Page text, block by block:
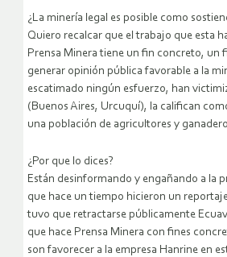
¿La minería legal es posible como
Quiero recalcar que el trabajo que esta
Prensa Minera tiene un fin concreto, un
generar opinión pública favorable a la
escatimado ningún esfuerzo, han
(Buenos Aires, Urcuquí), la califican
una población de agricultores y
¿Por que lo dices?
Están desinformando y engañando a la
que hace un tiempo hicieron un
tuvo que retractarse públicamente
que hace Prensa Minera con fines
son favorecer a la empresa Hanrine en